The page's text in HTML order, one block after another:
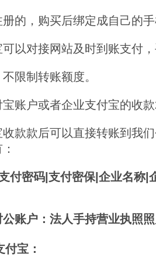
的，购买后绑定成自己的
以对接网站及时到账支付
限制转账额度。
账户或者企业支付宝的收
款款后可以直接转账到我
付密码|支付密保|企业名
账户：法人手持营业执照
宝：